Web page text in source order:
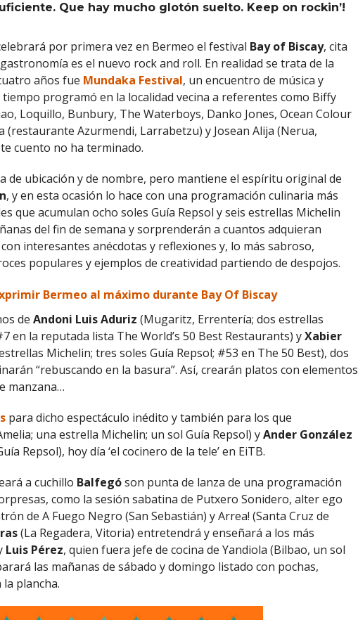
Que hay mucho glotón suelto. Keep on rockin’!
por primera vez en Bermeo el festival Bay of Biscay, cita
es el nuevo rock and roll. En realidad se trata de la
años fue Mundaka Festival, un encuentro de música y
programó en la localidad vecina a referentes como Biffy
Loquillo, Bunbury, The Waterboys, Danko Jones, Ocean Colour
(restaurante Azurmendi, Larrabetzu) y Josean Alija (Nerua,
cuento no ha terminado.
de ubicación y de nombre, pero mantiene el espíritu original de
, y en esta ocasión lo hace con una programación culinaria más
que acumulan ocho soles Guía Repsol y seis estrellas Michelin
del fin de semana y sorprenderán a cuantos adquieran
interesantes anécdotas y reflexiones y, lo más sabroso,
populares y ejemplos de creatividad partiendo de despojos.
Bermeo al máximo durante Bay Of Biscay
de Andoni Luis Aduriz (Mugaritz, Errentería; dos estrellas
en la reputada lista The World’s 50 Best Restaurants) yXabier
Michelin; tres soles Guía Repsol; #53 en The 50 Best), dos
“rebuscando en la basura”. Así, crearán platos con elementos
manzana…
para dicho espectáculo inédito y también para los que
una estrella Michelin; un sol Guía Repsol) yAnder González
Repsol), hoy día ‘el cocinero de la tele’ en EiTB.
a cuchillo Balfegóson punta de lanza de una programación
como la sesión sabatina de Putxero Sonidero, alter ego
de A Fuego Negro (San Sebastián) y Arrea! (Santa Cruz de
(La Regadera, Vitoria) entretendrá y enseñará a los más
Luis Pérez, quien fuera jefe de cocina de Yandiola (Bilbao, un sol
las mañanas de sábado y domingo listado con pochas,
plancha.